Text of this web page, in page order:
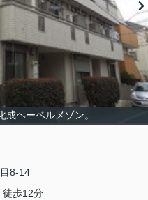
ヘーベルメゾン。
8-14
徒歩12分